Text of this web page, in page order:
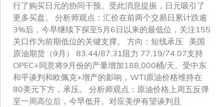
行了购买日元的协同干预。受此消息提振，日元吸引了
更多买盘。 分析师观点：汇价在前两个交易日累计跌逾
3%后，今早继续下探至5月6日以来的最低位，关注155
关口作为前期低位的关键支撑。 方向：短线承压 美国
原油期货（9月） 83.44/87.31阻力 77.19/74.07支持
OPEC+同意将9月份的产量增加188,000桶/天。受中东
和平谈判和欧佩克+增产的影响，WTI原油价格维持在
80美元下方，承压。 分析师观点：原油价格上周五反弹
至一周高位后，今早低开。对应美伊有望谈判且